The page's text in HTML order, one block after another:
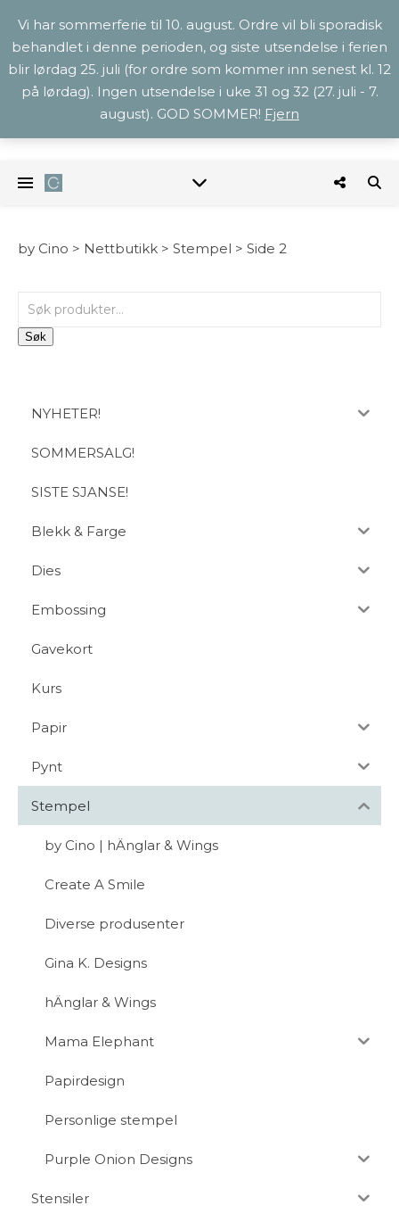
by Cino > Nettbutikk > Stempel > Side 2
Søk
NYHETER!
SOMMERSALG!
SISTE SJANSE!
Blekk & Farge
Dies
Embossing
Gavekort
Kurs
Papir
Pynt
Stempel
by Cino | hÄnglar & Wings
Create A Smile
Diverse produsenter
Gina K. Designs
hÄnglar & Wings
Mama Elephant
Papirdesign
Personlige stempel
Purple Onion Designs
Stensiler
Vi har sommerferie til 10. august. Ordre vil bli sporadisk
behandlet i denne perioden, og siste utsendelse i ferien
blir lørdag 25. juli (for ordre som kommer inn senest kl. 12
på lørdag). Ingen utsendelse i uke 31 og 32 (27. juli - 7.
august). GOD SOMMER! Fjern